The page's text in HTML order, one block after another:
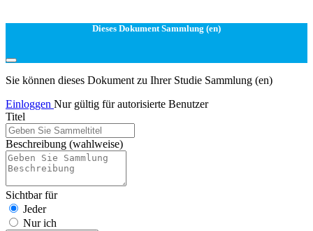
Dieses Dokument Sammlung (en)
Sie können dieses Dokument zu Ihrer Studie Sammlung (en)
Einloggen Nur gültig für autorisierte Benutzer
Titel
Beschreibung (wahlweise)
Sichtbar für
Jeder
Nur ich